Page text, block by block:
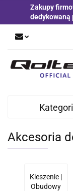
Zakupy
dedykowaną
Akcesoria
Kieszenie |
Obudowy